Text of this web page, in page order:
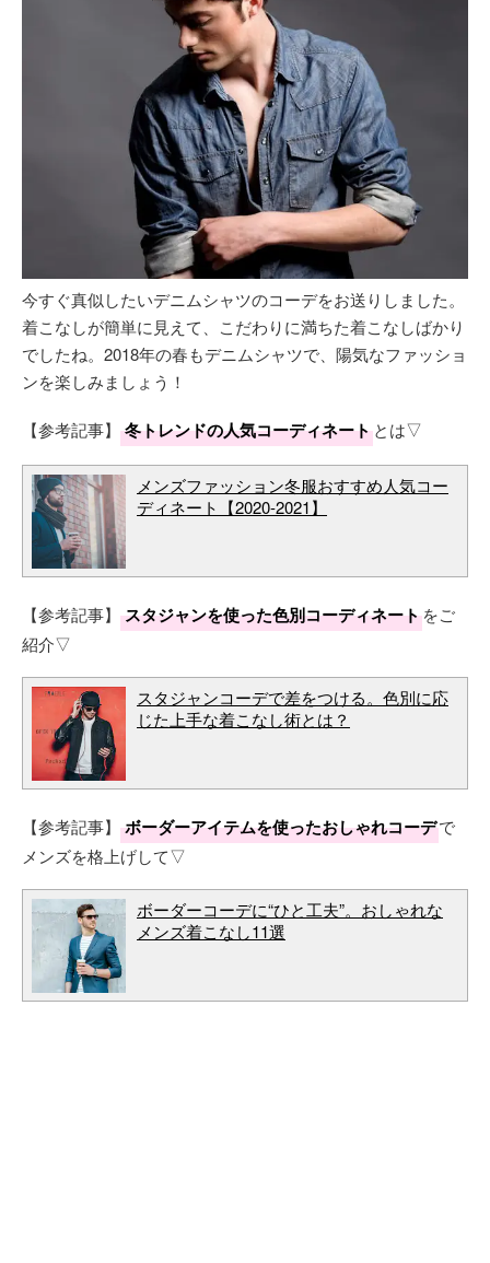
今すぐ真似したいデニムシャツのコーデをお送りしました。
着こなしが簡単に見えて、こだわりに満ちた着こなしばかり
でしたね。2018年の春もデニムシャツで、陽気なファッショ
ンを楽しみましょう！
【参考記事】 冬トレンドの人気コーディネートとは▽
メンズファッション冬服おすすめ人気コー
ディネート【2020-2021】
【参考記事】 スタジャンを使った色別コーディネートをご
紹介▽
スタジャンコーデで差をつける。色別に応
じた上手な着こなし術とは？
【参考記事】 ボーダーアイテムを使ったおしゃれコーデで
メンズを格上げして▽
ボーダーコーデに“ひと工夫”。おしゃれな
メンズ着こなし11選